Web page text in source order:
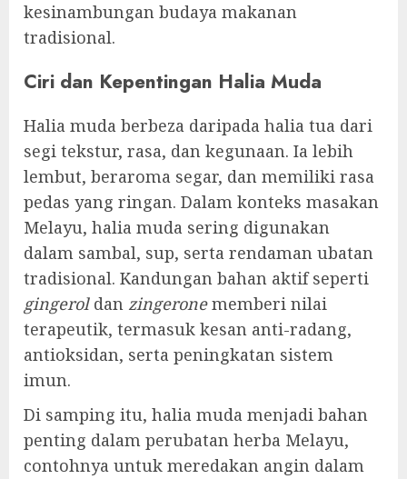
kesinambungan budaya makanan
tradisional.
Ciri dan Kepentingan Halia Muda
Halia muda berbeza daripada halia tua dari
segi tekstur, rasa, dan kegunaan. Ia lebih
lembut, beraroma segar, dan memiliki rasa
pedas yang ringan. Dalam konteks masakan
Melayu, halia muda sering digunakan
dalam sambal, sup, serta rendaman ubatan
tradisional. Kandungan bahan aktif seperti
gingeroldan zingeronememberi nilai
terapeutik, termasuk kesan anti-radang,
antioksidan, serta peningkatan sistem
imun.
Di samping itu, halia muda menjadi bahan
penting dalam perubatan herba Melayu,
contohnya untuk meredakan angin dalam